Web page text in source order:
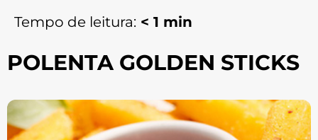
Tempo de leitura: < 1 min
POLENTA GOLDEN STICKS